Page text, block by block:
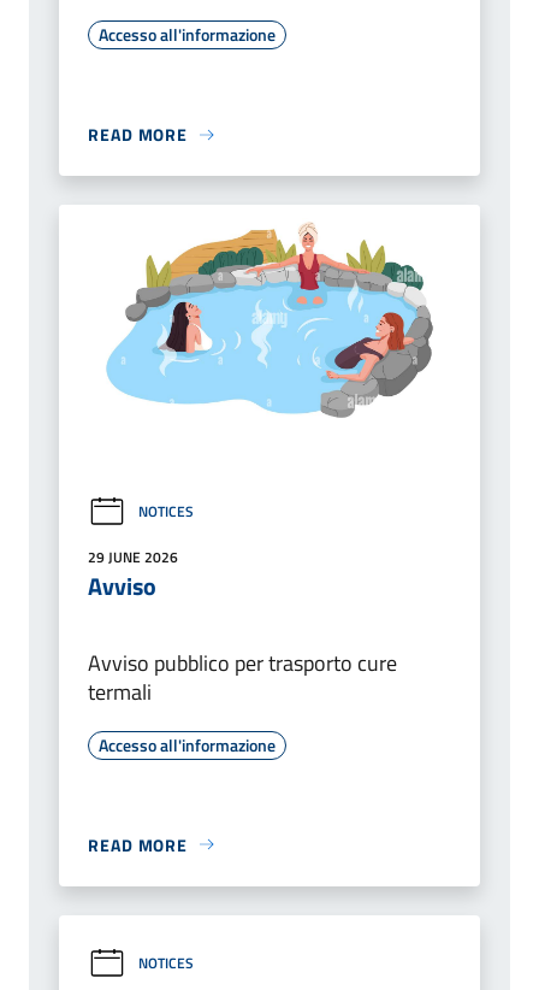
Accesso all'informazione
READ MORE
NOTICES
29 JUNE 2026
Avviso
Avviso pubblico per trasporto cure
termali
Accesso all'informazione
READ MORE
NOTICES